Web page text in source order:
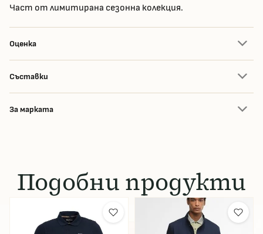
Част от лимитирана сезонна колекция.
Оценка
Съставки
За марката
Подобни продукти